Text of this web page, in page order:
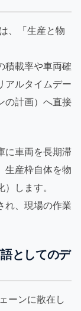
、「生産と物
積載率や車両確
アルタイムデー
の計画）へ直接
に車両を長期滞
生産枠自体を物
します。
れ、現場の作業
としてのデ
ーンに散在し